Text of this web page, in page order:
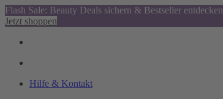
Flash Sale: Beauty Deals sichern & Bestseller entdecken
Jetzt shoppen
Hilfe & Kontakt